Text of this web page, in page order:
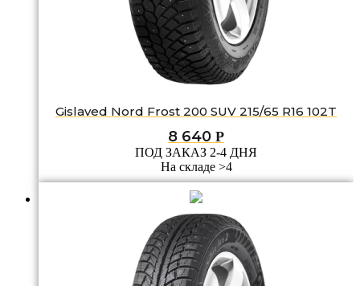
Gislaved Nord Frost 200 SUV 215/65 R16 102T
8 640 Р
ПОД ЗАКАЗ 2-4 ДНЯ
На складе >4